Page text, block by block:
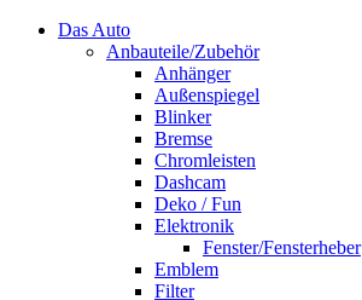
Das Auto
Anbauteile/Zubehör
Anhänger
Außenspiegel
Blinker
Bremse
Chromleisten
Dashcam
Deko / Fun
Elektronik
Fenster/Fensterheber
Emblem
Filter